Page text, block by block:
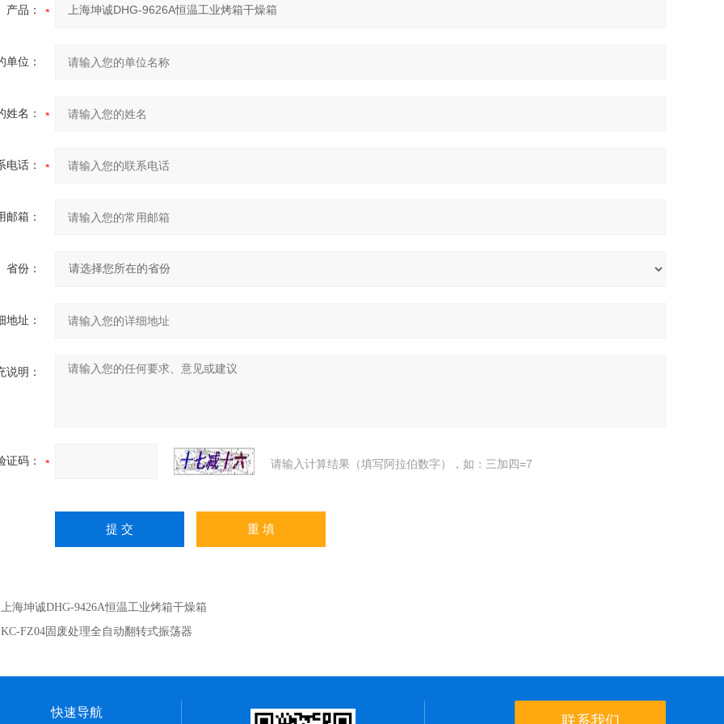
产品：
单位：
姓名：
电话：
邮箱：
省份：
地址：
说明：
证码： 请输入计算结果（填写阿拉伯数字），如：三加四=7
上海坤诚DHG-9426A恒温工业烤箱干燥箱
KC-FZ04固废处理全自动翻转式振荡器
快速导航
联系我们